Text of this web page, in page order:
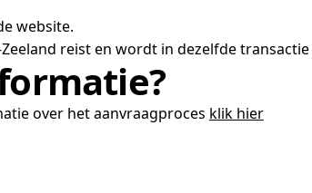
website.
reist en wordt in dezelfde
over het aanvraagproces klik hier